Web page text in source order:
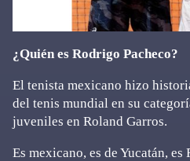
¿Quién es Rodrigo Pacheco?
El tenista mexicano hizo
del tenis mundial en su
juveniles en Roland Garros.
Es mexicano, es de Yucatán,